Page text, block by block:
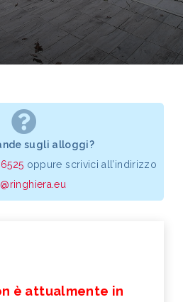
sugli alloggi?
oppure scrivici all’indirizzo
è attualmente in